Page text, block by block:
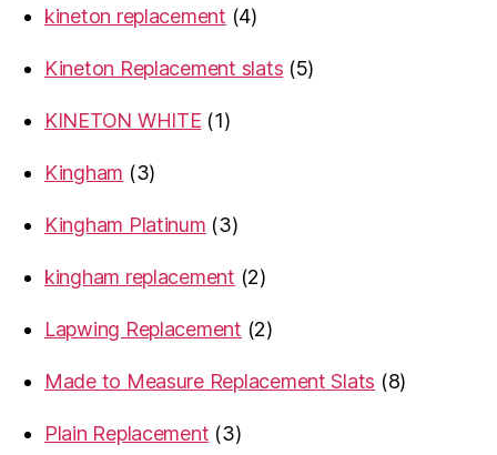
kineton replacement
44
Kineton Replacement slats
55
KINETON WHITE
11
Kingham
33
Kingham Platinum
33
kingham replacement
22
Lapwing Replacement
22
Made to Measure Replacement Slats
88
Plain Replacement
33